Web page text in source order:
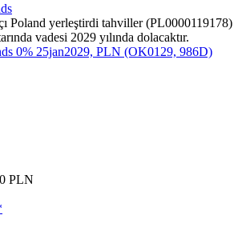
Poland yerleştirdi tahviller (PL0000119178)
vadesi 2029 yılında dolacaktır.
0% 25jan2029, PLN (OK0129, 986D)
PLN